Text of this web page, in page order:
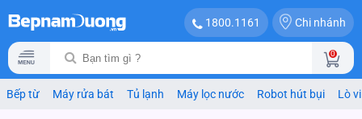
1800.1161 Chi nhánh
0
Bếp từ Máy rửa bát Tủ lạnh Máy lọc nước Robot hút bụi Lò